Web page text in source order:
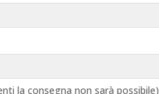
la consegna non sarà possibile)